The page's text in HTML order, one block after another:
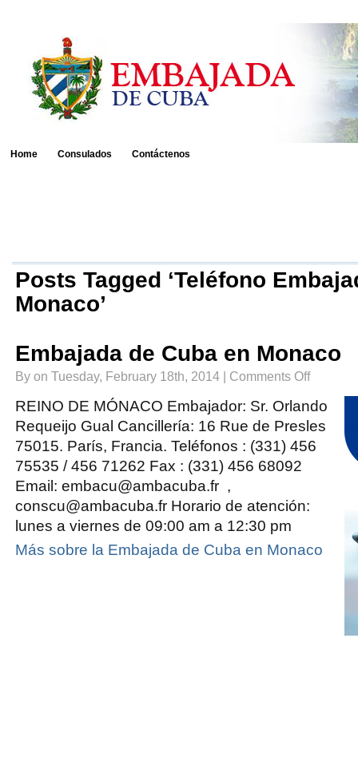
Home Consulados Contáctenos
Posts Tagged ‘Teléfono
Monaco’
Embajada de Cuba en Monaco
By on Tuesday, February 18th, 2014 | Comments Offon
Cuba
en
REINO DE MÓNACO Embajador: Sr. Orlando
Requeijo Gual Cancillería: 16 Rue de Presles
75015. París, Francia. Teléfonos : (331) 456
75535 / 456 71262 Fax : (331) 456 68092
Email: embacu@ambacuba.fr ,
conscu@ambacuba.fr Horario de atención:
lunes a viernes de 09:00 am a 12:30 pm
Más sobre la Embajada de Cuba en Monaco